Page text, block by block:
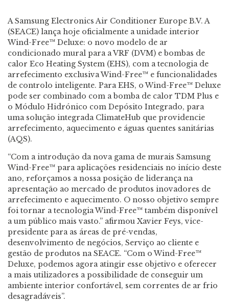
A Samsung Electronics Air Conditioner Europe B.V. A
(SEACE) lança hoje oficialmente a unidade interior
Wind-Free™ Deluxe: o novo modelo de ar
condicionado mural para a VRF (DVM) e bombas de
calor Eco Heating System (EHS), com a tecnologia de
arrefecimento exclusiva Wind-Free™ e funcionalidades
de controlo inteligente. Para EHS, o Wind-Free™ Deluxe
pode ser combinado com a bomba de calor TDM Plus e
o Módulo Hidrónico com Depósito Integrado, para
uma solução integrada ClimateHub que providencie
arrefecimento, aquecimento e águas quentes sanitárias
(AQS).
“Com a introdução da nova gama de murais Samsung
Wind-Free™ para aplicações residenciais no início deste
ano, reforçamos a nossa posição de liderança na
apresentação ao mercado de produtos inovadores de
arrefecimento e aquecimento. O nosso objetivo sempre
foi tornar a tecnologia Wind-Free™ também disponível
a um público mais vasto.” afirmou Xavier Feys, vice-
presidente para as áreas de pré-vendas,
desenvolvimento de negócios, Serviço ao cliente e
gestão de produtos na SEACE. “Com o Wind-Free™
Deluxe, podemos agora atingir esse objetivo e oferecer
a mais utilizadores a possibilidade de conseguir um
ambiente interior confortável, sem correntes de ar frio
desagradáveis”.